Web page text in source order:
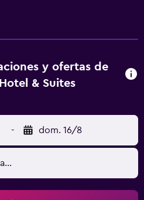
y comedor independiente.
con ducha y bañera
a Internet wifi gratis. Los
de negocios incluyen
llamadas locales gratuitas
Las habitaciones también
y cafetera y tetera. Se
los días. Los servicios de
y ofertas de
& Suites
- dom. 16/8